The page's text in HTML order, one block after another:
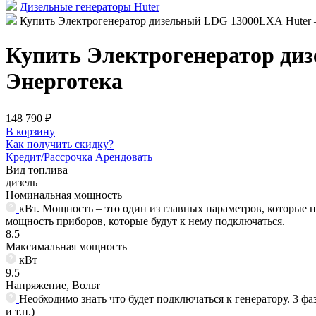
Дизельные генераторы Huter
Купить Электрогенератор дизельный LDG 13000LXА Huter
Купить Электрогенератор
Энерготека
148 790 ₽
В корзину
Как получить скидку?
Кредит/Рассрочка Арендовать
Вид топлива
дизель
Номинальная мощность
кВт. Мощность – это один из главных параметров, которые
мощность приборов, которые будут к нему подключаться.
8.5
Максимальная мощность
кВт
9.5
Напряжение, Вольт
Необходимо знать что будет подключаться к генератору.
и т.п.)